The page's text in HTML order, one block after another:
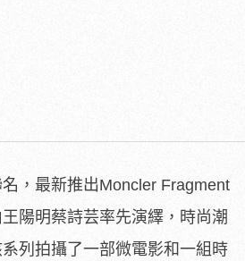
，最新推出Moncler Fragment
陽明蔡詩芸率先演繹，時尚潮
列拍攝了一部微電影和一組時